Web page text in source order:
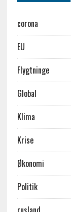
corona
EU
Flygtninge
Global
Klima
Krise
Økonomi
Politik